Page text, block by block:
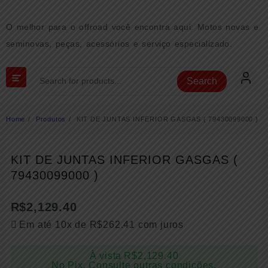
content
O melhor para o offroad você encontra aqui: Motos novas e
seminovas, peças, acessórios e serviço especializado.
Search
Home Produtos KIT DE JUNTAS INFERIOR GASGAS ( 79430099000 )
KIT DE JUNTAS INFERIOR GASGAS (
79430099000 )
R$2,129.40
Em até 10x de R$262.41 com juros
À vista R$2,129.40
No Pix. Consulte outras condições.